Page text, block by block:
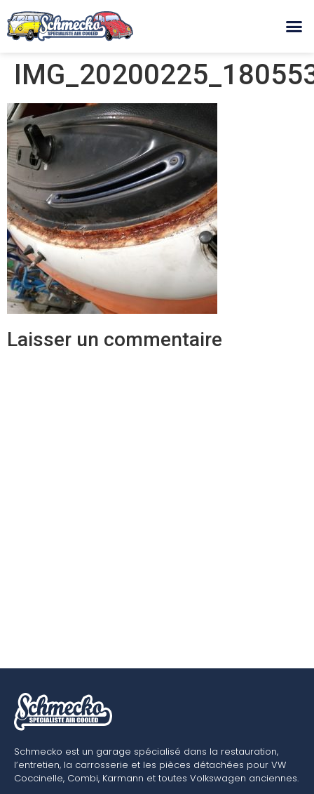
Laisser un commentaire
Schmecko est un garage spécialisé dans la restauration,
l’entretien, la carrosserie et les pièces détachées pour VW
Coccinelle, Combi, Karmann et toutes Volkswagen anciennes.